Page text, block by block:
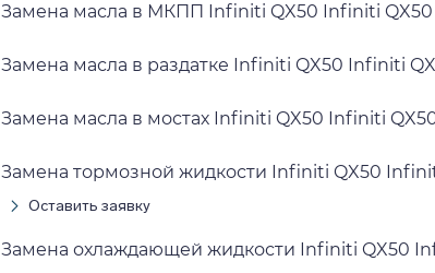
Замена масла в МКПП Infiniti QX50 Infiniti QX50
Замена масла в раздатке Infiniti QX50 Infiniti
Замена масла в мостах Infiniti QX50 Infiniti
Замена тормозной жидкости Infiniti QX50
Оставить заявку
Замена охлаждающей жидкости Infiniti QX50